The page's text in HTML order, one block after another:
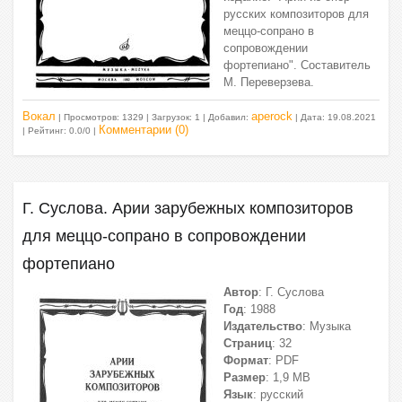
русских композиторов для
меццо-сопрано в
сопровождении
фортепиано". Составитель
М. Переверзева.
Вокал | Просмотров: 1329 | Загрузок: 1 | Добавил: aperock | Дата: 19.08.2021
| Рейтинг: 0.0/0 | Комментарии (0)
Г. Суслова. Арии зарубежных композиторов
для меццо-сопрано в сопровождении
фортепиано
Автор: Г. Суслова
Год: 1988
Издательство: Музыка
Страниц: 32
Формат: PDF
Размер: 1,9 МВ
Язык: русский